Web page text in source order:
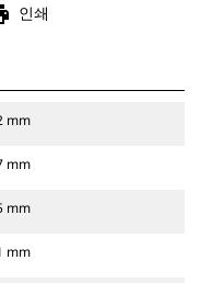
인쇄
mm
mm
mm
mm